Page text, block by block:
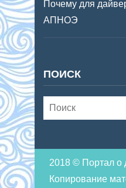
Почему для
АПНОЭ
ПОИСК
2018 © Портал о
Копирование